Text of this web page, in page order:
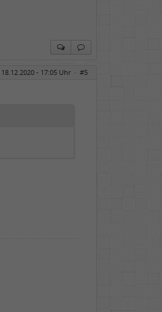
18.12.2020 - 17:05 Uhr · #5